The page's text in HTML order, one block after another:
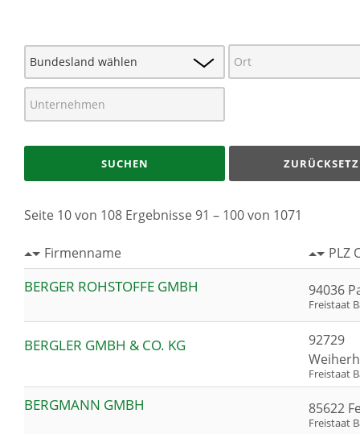
SUCHEN
Seite 10 von 108 Ergebnisse 91 – 100 von 1071
Firmenname PLZ
BERGER ROHSTOFFE GMBH 94036
Freistaat
BERGLER GMBH & CO. KG
92729
Freistaat
BERGMANN GMBH 85622
Freistaat